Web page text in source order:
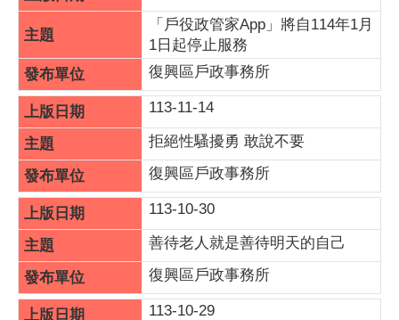
「戶役政管家App」將自114年1月
1日起停止服務
復興區戶政事務所
113-11-14
拒絕性騷擾勇 敢說不要
復興區戶政事務所
113-10-30
善待老人就是善待明天的自己
復興區戶政事務所
113-10-29